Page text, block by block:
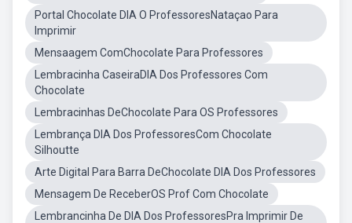
Portal Chocolate DIA O ProfessoresNataçao Para
Imprimir
Mensaagem ComChocolate Para Professores
Lembracinha CaseiraDIA Dos Professores Com
Chocolate
Lembracinhas DeChocolate Para OS Professores
Lembrança DIA Dos ProfessoresCom Chocolate
Silhoutte
Arte Digital Para Barra DeChocolate DIA Dos Professores
Mensagem De ReceberOS Prof Com Chocolate
Lembrancinha De DIA Dos ProfessoresPra Imprimir De